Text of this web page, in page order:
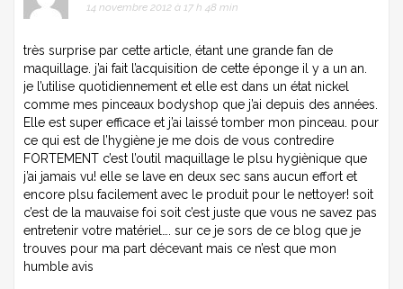
14 novembre 2012 à 17 h 48 min
très surprise par cette article, étant une grande fan de
maquillage. j’ai fait l’acquisition de cette éponge il y a un an.
je l’utilise quotidiennement et elle est dans un état nickel
comme mes pinceaux bodyshop que j’ai depuis des années.
Elle est super efficace et j’ai laissé tomber mon pinceau. pour
ce qui est de l’hygiène je me dois de vous contredire
FORTEMENT c’est l’outil maquillage le plsu hygiènique que
j’ai jamais vu! elle se lave en deux sec sans aucun effort et
encore plsu facilement avec le produit pour le nettoyer! soit
c’est de la mauvaise foi soit c’est juste que vous ne savez pas
entretenir votre matériel…. sur ce je sors de ce blog que je
trouves pour ma part décevant mais ce n’est que mon
humble avis